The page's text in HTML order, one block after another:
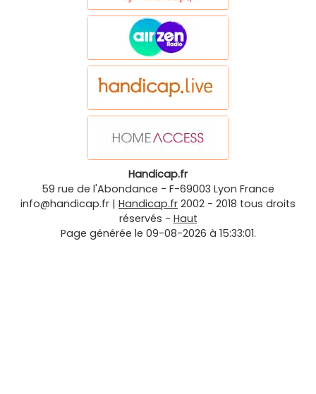
Handicap.fr
59 rue de l'Abondance - F-69003 Lyon France
info@handicap.fr | Handicap.fr 2002 - 2018 tous droits
réservés - Haut
Page générée le 09-08-2026 à 15:33:01.